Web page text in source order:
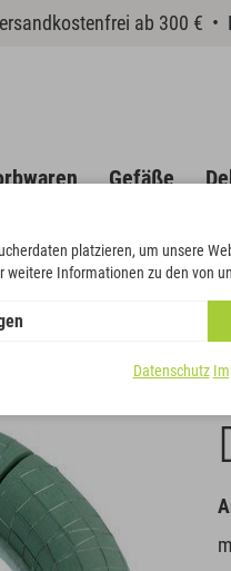
ab 300 € •
Gefäße
platzieren, um unsere
weitere Informationen zu den von
Datenschutz